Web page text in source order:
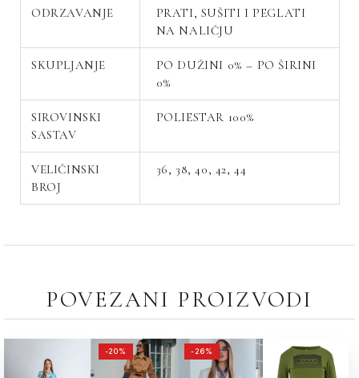
ODRZAVANJE
PRATI, SUŠITI I PEGLATI
NA NALIČJU
SKUPLJANJE
PO DUŽINI 0% – PO ŠIRINI
0%
SIROVINSKI
SASTAV
POLIESTAR 100%
VELIČINSKI
BROJ
36, 38, 40, 42, 44
POVEZANI PROIZVODI
-20%
ORIGINALNA
CENA
TRENUTNA
CENA
JE:
-26%
ORIGINALNA
CENA
JE
TRENUTNA
CENA
JE: